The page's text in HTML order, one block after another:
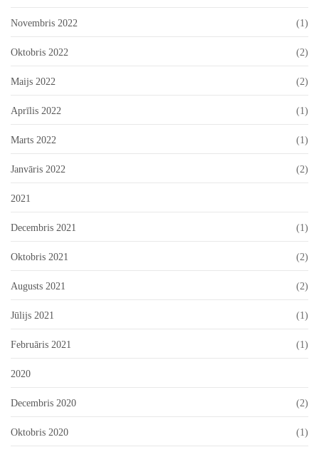
Novembris 2022 (1)
Oktobris 2022 (2)
Maijs 2022 (2)
Aprīlis 2022 (1)
Marts 2022 (1)
Janvāris 2022 (2)
2021
Decembris 2021 (1)
Oktobris 2021 (2)
Augusts 2021 (2)
Jūlijs 2021 (1)
Februāris 2021 (1)
2020
Decembris 2020 (2)
Oktobris 2020 (1)